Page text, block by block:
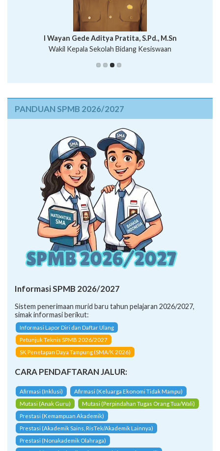
Putu Suhartana, S.Pd.
I Wayan Bawa Parmita, S.Pd
I Wayan Gede Aditya Pratita, S.Pd., M.Sn
Wakil Kepala Sekolah Bidang Kesiswaan
Ni Wayan Nopi Sutantri, S.Pd.
PANDUAN SPMB 2026/2027
Informasi SPMB 2026/2027
Sistem penerimaan murid baru tahun pelajaran 2026/2027,
simak informasi berikut:
Informasi Lapor Diri dan Daftar Ulang
Petunjuk Teknis SPMB 2026/2027
SK Penetapan Daya Tampung (SMA/K 2026)
CARA PENDAFTARAN JALUR:
Afirmasi (Inklusi)
Afirmasi (Keluarga Ekonomi Tidak Mampu)
Mutasi (Anak Guru)
Mutasi (Perpindahan Tugas Orang Tua/Wali)
Prestasi (Kemampuan Akademik)
Prestasi (Akademik Sains, RisTek/Akademik Lainnya)
Prestasi (Nonakademik Olahraga)